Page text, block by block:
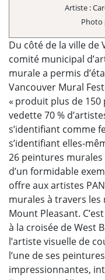
Artiste :
Photo
Du côté de la ville de
comité municipal
murale a permis
Vancouver Mural
« produit plus de
vedette 70 %
s’identifiant comme
s’identifiant elles-
26 peintures murales
d’un formidable
offre aux artistes
murales à travers
Mount Pleasant.
à la croisée de West
l’artiste visuelle de
l’une de ses
impressionnantes,